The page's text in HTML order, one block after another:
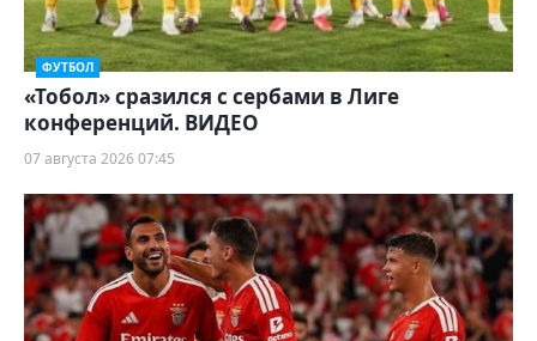
ФУТБОЛ
«Тобол» сразился с сербами в Лиге
конференций. ВИДЕО
07 августа 2026 07:45